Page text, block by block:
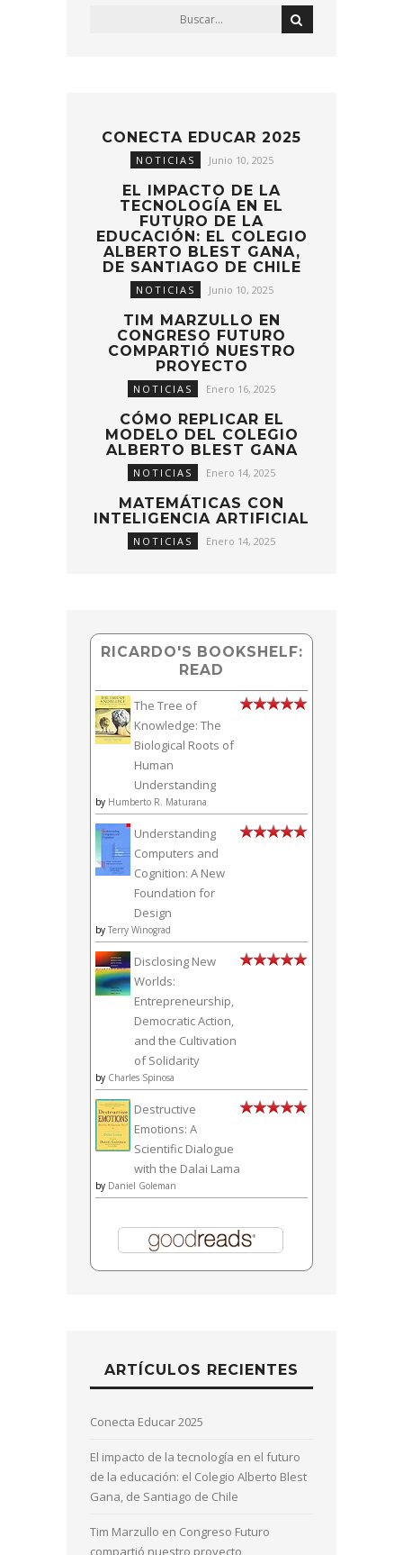
CONECTA EDUCAR 2025
NOTICIAS Junio 10, 2025
EL IMPACTO DE LA
TECNOLOGÍA EN EL
FUTURO DE LA
EDUCACIÓN: EL COLEGIO
ALBERTO BLEST GANA,
DE SANTIAGO DE CHILE
NOTICIAS Junio 10, 2025
TIM MARZULLO EN
CONGRESO FUTURO
COMPARTIÓ NUESTRO
PROYECTO
NOTICIAS Enero 16, 2025
CÓMO REPLICAR EL
MODELO DEL COLEGIO
ALBERTO BLEST GANA
NOTICIAS Enero 14, 2025
MATEMÁTICAS CON
INTELIGENCIA ARTIFICIAL
NOTICIAS Enero 14, 2025
RICARDO'S BOOKSHELF:
READ
The Tree of
Knowledge: The
Biological Roots of
Human
Understanding
by Humberto R. Maturana
Understanding
Computers and
Cognition: A New
Foundation for
Design
by Terry Winograd
Disclosing New
Worlds:
Entrepreneurship,
Democratic Action,
and the Cultivation
of Solidarity
by Charles Spinosa
Destructive
Emotions: A
Scientific Dialogue
with the Dalai Lama
by Daniel Goleman
ARTÍCULOS RECIENTES
Conecta Educar 2025
El impacto de la tecnología en el futuro
de la educación: el Colegio Alberto Blest
Gana, de Santiago de Chile
Tim Marzullo en Congreso Futuro
compartió nuestro proyecto